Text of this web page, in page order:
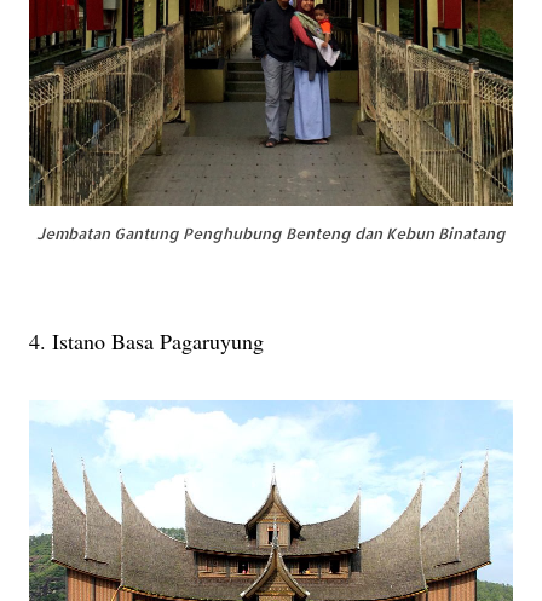
Jembatan Gantung Penghubung Benteng dan Kebun Binatang
4. Istano Basa Pagaruyung